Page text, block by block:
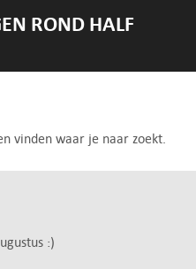
ROND HALF
vinden waar je naar zoekt.
:)